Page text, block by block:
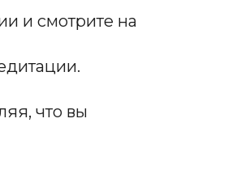
и смотрите на
что вы